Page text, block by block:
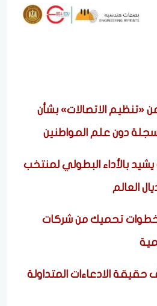
«تنظيم الاتصالات» بشأن
دون علم المواطنين
يشيد بالأداء البطولي لمنتخب
العالم
حجز العمرة.. 3 خطوات تحميك من شركات
حقيقة الادعاءات المتداولة